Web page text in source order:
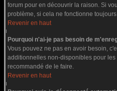
forum pour en découvrir la raison. Si
problème, si cela ne fonctionne
Revenir en haut
Pourquoi n'ai-je pas besoin de
Vous pouvez ne pas en avoir besoin,
additionnelles non-disponibles pour
recommandé de le faire.
Revenir en haut